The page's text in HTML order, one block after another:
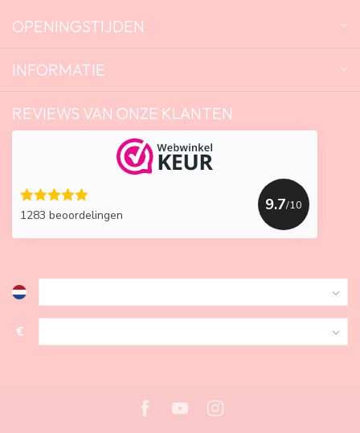
OPENINGSTIJDEN
INFORMATIE
REVIEWS VAN ONZE KLANTEN
1283 beoordelingen
9.7/10
€